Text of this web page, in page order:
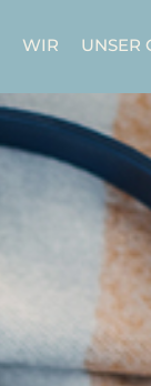
WIR UNSER